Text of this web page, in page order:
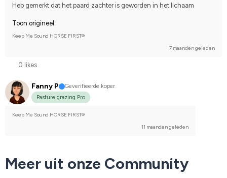
Heb gemerkt dat het paard zachter is geworden in het lichaam
Toon origineel
Keep Me Sound HORSE FIRST®
7 maanden geleden
0 likes
Fanny P
Geverifieerde koper
Pasture grazing Pro
Keep Me Sound HORSE FIRST®
11 maanden geleden
Meer uit onze Community